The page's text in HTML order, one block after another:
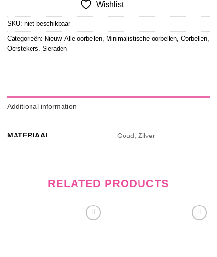
Wishlist
SKU: niet beschikbaar
Categorieën: Nieuw, Alle oorbellen, Minimalistische oorbellen, Oorbellen,
Oorstekers, Sieraden
Additional information
MATERIAAL Goud, Zilver
RELATED PRODUCTS